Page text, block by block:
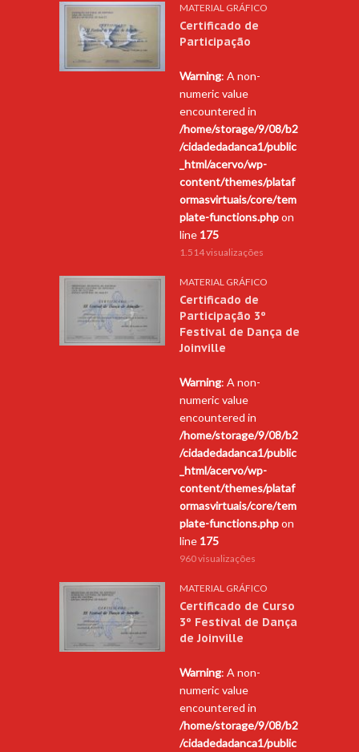
MATERIAL GRÁFICO
Certificado de
Participação
Warning: A non-
numeric value
encountered in
/home/storage/9/08/b2
/cidadedadanca1/public
_html/acervo/wp-
content/themes/plataf
ormasvirtuais/core/tem
plate-functions.phpon
line 175
1.514 visualizações
MATERIAL GRÁFICO
Certificado de
Participação 3º
Festival de Dança de
Joinville
Warning: A non-
numeric value
encountered in
/home/storage/9/08/b2
/cidadedadanca1/public
_html/acervo/wp-
content/themes/plataf
ormasvirtuais/core/tem
plate-functions.phpon
line 175
960 visualizações
MATERIAL GRÁFICO
Certificado de Curso
3º Festival de Dança
de Joinville
Warning: A non-
numeric value
encountered in
/home/storage/9/08/b2
/cidadedadanca1/public